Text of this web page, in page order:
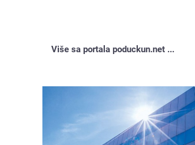
Više sa portala poduckun.net ...